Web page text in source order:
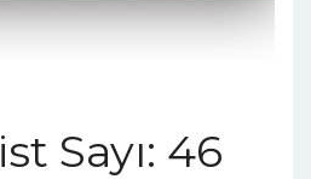
Sayı: 46